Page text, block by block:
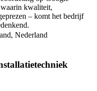
kwaliteit,
– komt het bedrijf
Nederland